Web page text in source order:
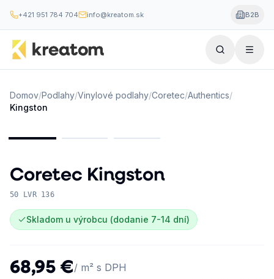
+421 951 784 704 info@kreatom.sk B2B
Domov/Podlahy/Vinylové podlahy/Coretec/Authentics/
Kingston
Coretec Kingston
50 LVR 136
Skladom u výrobcu (dodanie 7-14 dní)
68,95 €/ m² s DPH